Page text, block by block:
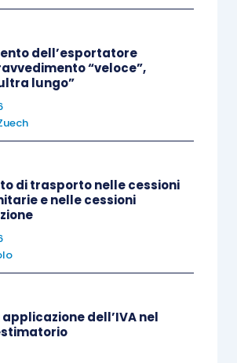
con modificazioni, dalla L.
oerrata indicazione del codice
all’immissione in
(AIC)
da riportare in fattura
nellacircolare del Ministero
e delle finanze, di
con il Ministero della salute, n.
;
della
determinazione dirigenziale
di spesa per le fatture emesse
delle Regioni e degli enti
dell’esportatore
“veloce”,
lungo”
di trasporto nelle cessioni
e nelle cessioni
dell’IVA nel